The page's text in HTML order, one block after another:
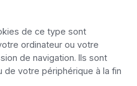
de ce type sont
ordinateur ou votre
de navigation. Ils sont
votre périphérique à la fin